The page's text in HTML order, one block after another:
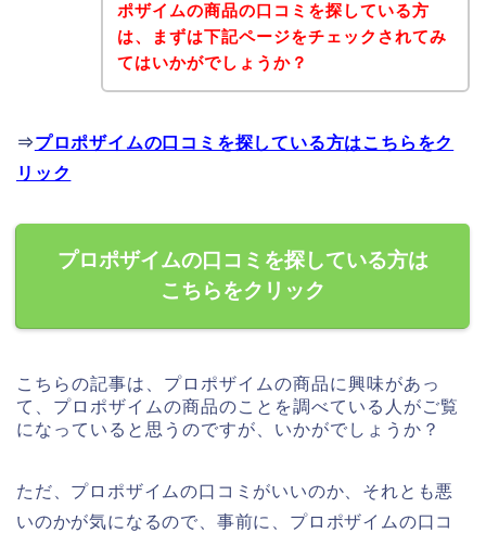
ポザイムの商品の口コミを探している方
は、まずは下記ページをチェックされてみ
てはいかがでしょうか？
⇒プロポザイムの口コミを探している方はこちらをク
リック
プロポザイムの口コミを探している方は
こちらをクリック
こちらの記事は、プロポザイムの商品に興味があっ
て、プロポザイムの商品のことを調べている人がご覧
になっていると思うのですが、いかがでしょうか？
ただ、プロポザイムの口コミがいいのか、それとも悪
いのかが気になるので、事前に、プロポザイムの口コ